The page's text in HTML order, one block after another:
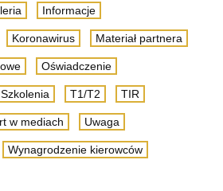
Informacje
Koronawirus Materiał partnera
Oświadczenie
Szkolenia T1/T2 TIR
w mediach Uwaga
Wynagrodzenie kierowców